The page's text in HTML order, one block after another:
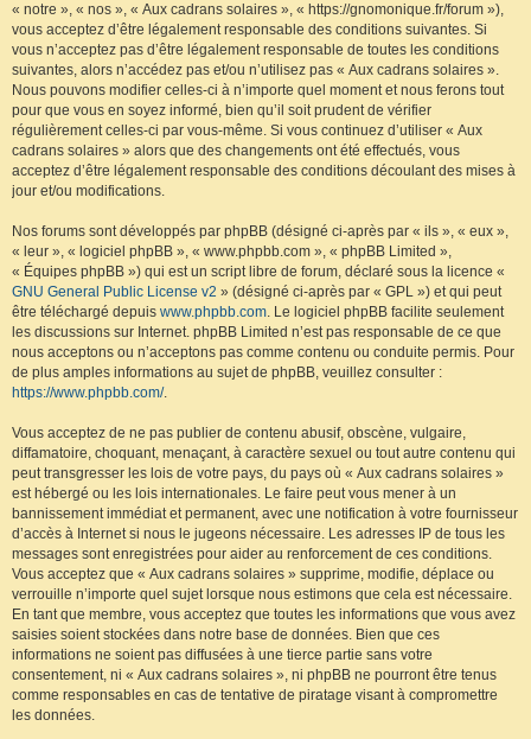
« notre », « nos », « Aux cadrans solaires », « https://gnomonique.fr/forum »),
vous acceptez d’être légalement responsable des conditions suivantes. Si
vous n’acceptez pas d’être légalement responsable de toutes les conditions
suivantes, alors n’accédez pas et/ou n’utilisez pas « Aux cadrans solaires ».
Nous pouvons modifier celles-ci à n’importe quel moment et nous ferons tout
pour que vous en soyez informé, bien qu’il soit prudent de vérifier
régulièrement celles-ci par vous-même. Si vous continuez d’utiliser « Aux
cadrans solaires » alors que des changements ont été effectués, vous
acceptez d’être légalement responsable des conditions découlant des mises à
jour et/ou modifications.
Nos forums sont développés par phpBB (désigné ci-après par « ils », « eux »,
« leur », « logiciel phpBB », « www.phpbb.com », « phpBB Limited »,
« Équipes phpBB ») qui est un script libre de forum, déclaré sous la licence «
GNU General Public License v2 » (désigné ci-après par « GPL ») et qui peut
être téléchargé depuis www.phpbb.com. Le logiciel phpBB facilite seulement
les discussions sur Internet. phpBB Limited n’est pas responsable de ce que
nous acceptons ou n’acceptons pas comme contenu ou conduite permis. Pour
de plus amples informations au sujet de phpBB, veuillez consulter :
https://www.phpbb.com/.
Vous acceptez de ne pas publier de contenu abusif, obscène, vulgaire,
diffamatoire, choquant, menaçant, à caractère sexuel ou tout autre contenu qui
peut transgresser les lois de votre pays, du pays où « Aux cadrans solaires »
est hébergé ou les lois internationales. Le faire peut vous mener à un
bannissement immédiat et permanent, avec une notification à votre fournisseur
d’accès à Internet si nous le jugeons nécessaire. Les adresses IP de tous les
messages sont enregistrées pour aider au renforcement de ces conditions.
Vous acceptez que « Aux cadrans solaires » supprime, modifie, déplace ou
verrouille n’importe quel sujet lorsque nous estimons que cela est nécessaire.
En tant que membre, vous acceptez que toutes les informations que vous avez
saisies soient stockées dans notre base de données. Bien que ces
informations ne soient pas diffusées à une tierce partie sans votre
consentement, ni « Aux cadrans solaires », ni phpBB ne pourront être tenus
comme responsables en cas de tentative de piratage visant à compromettre
les données.